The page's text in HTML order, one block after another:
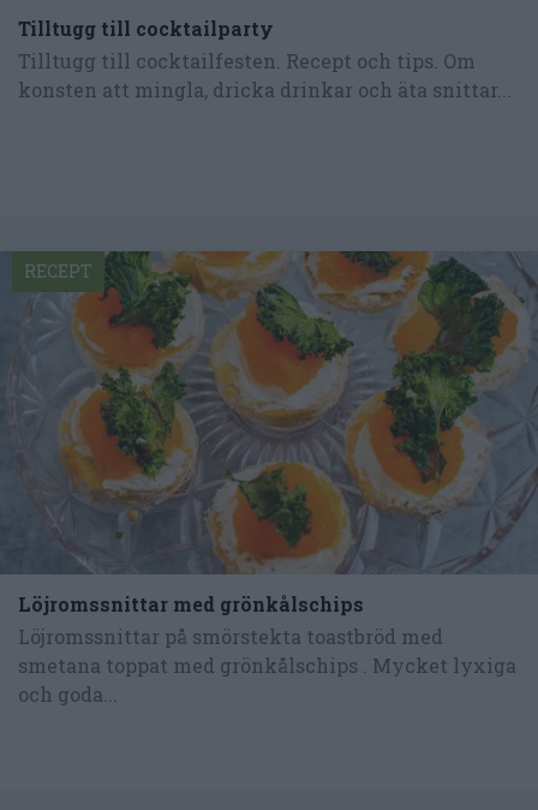
Tilltugg till cocktailparty
Tilltugg till cocktailfesten. Recept och tips. Om
konsten att mingla, dricka drinkar och äta snittar...
Löjromssnittar med grönkålschips
Löjromssnittar på smörstekta toastbröd med
smetana toppat med grönkålschips . Mycket lyxiga
och goda...
RECEPT